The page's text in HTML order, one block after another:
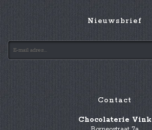
Nieuwsbrief
Contact
Chocolaterie Vink